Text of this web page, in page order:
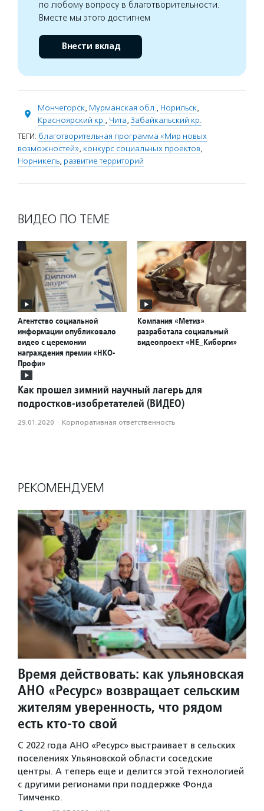
по любому вопросу в благотворительности.
Вместе мы этого достигнем
Внести вклад
Мончегорск, Мурманская обл., Норильск,
Красноярский кр., Чита, Забайкальский кр.
ТЕГИ: благотворительная программа «Мир новых
возможностей», конкурс социальных проектов,
Норникель, развитие территорий
ВИДЕО ПО ТЕМЕ
Агентство социальной
информации опубликовало
видео с церемонии
награждения премии «НКО-
Профи»
Компания «Метиз»
разработала социальный
видеопроект «НЕ_Киборги»
Как прошел зимний научный лагерь для
подростков-изобретателей (ВИДЕО)
29.01.2020 · Корпоративная ответственность
РЕКОМЕНДУЕМ
Время действовать: как ульяновская
АНО «Ресурс» возвращает сельским
жителям уверенность, что рядом
есть кто-то свой
С 2022 года АНО «Ресурс» выстраивает в сельских
поселениях Ульяновской области соседские
центры. А теперь еще и делится этой технологией
с другими регионами при поддержке Фонда
Тимченко.